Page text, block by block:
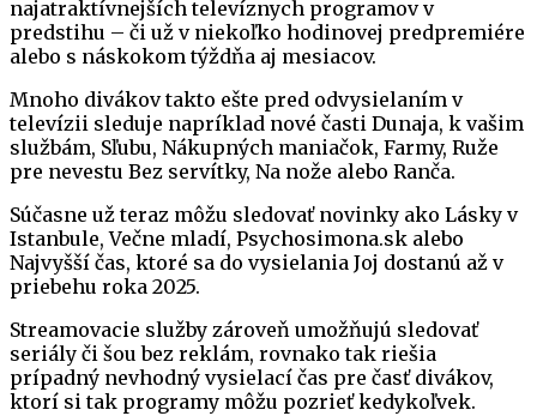
najatraktívnejších televíznych programov v
predstihu – či už v niekoľko hodinovej predpremiére
alebo s náskokom týždňa aj mesiacov.
Mnoho divákov takto ešte pred odvysielaním v
televízii sleduje napríklad nové časti Dunaja, k vašim
službám, Sľubu, Nákupných maniačok, Farmy, Ruže
pre nevestu Bez servítky, Na nože alebo Ranča.
Súčasne už teraz môžu sledovať novinky ako Lásky v
Istanbule, Večne mladí, Psychosimona.sk alebo
Najvyšší čas, ktoré sa do vysielania Joj dostanú až v
priebehu roka 2025.
Streamovacie služby zároveň umožňujú sledovať
seriály či šou bez reklám, rovnako tak riešia
prípadný nevhodný vysielací čas pre časť divákov,
ktorí si tak programy môžu pozrieť kedykoľvek.